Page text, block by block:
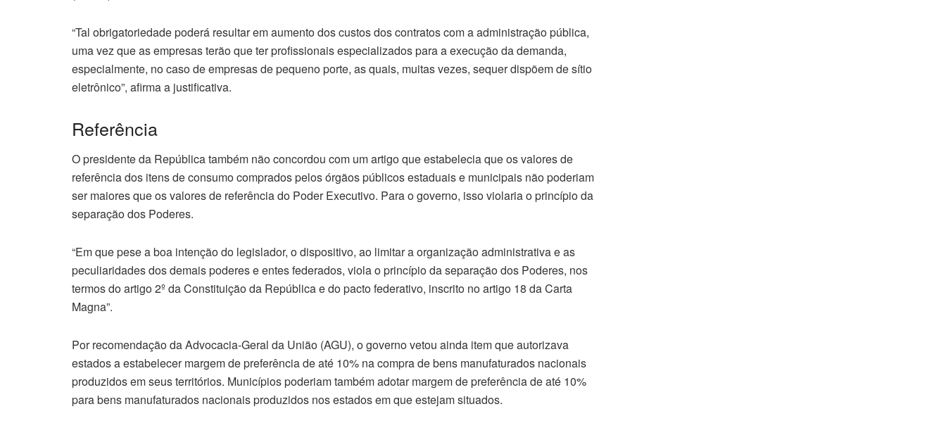
“Tal obrigatoriedade poderá resultar em aumento dos custos dos contratos com a administração pública,
uma vez que as empresas terão que ter profissionais especializados para a execução da demanda,
especialmente, no caso de empresas de pequeno porte, as quais, muitas vezes, sequer dispõem de sítio
eletrônico”, afirma a justificativa.
Referência
O presidente da República também não concordou com um artigo que estabelecia que os valores de
referência dos itens de consumo comprados pelos órgãos públicos estaduais e municipais não poderiam
ser maiores que os valores de referência do Poder Executivo. Para o governo, isso violaria o princípio da
separação dos Poderes.
“Em que pese a boa intenção do legislador, o dispositivo, ao limitar a organização administrativa e as
peculiaridades dos demais poderes e entes federados, viola o princípio da separação dos Poderes, nos
termos do artigo 2º da Constituição da República e do pacto federativo, inscrito no artigo 18 da Carta
Magna”.
Por recomendação da Advocacia-Geral da União (AGU), o governo vetou ainda item que autorizava
estados a estabelecer margem de preferência de até 10% na compra de bens manufaturados nacionais
produzidos em seus territórios. Municípios poderiam também adotar margem de preferência de até 10%
para bens manufaturados nacionais produzidos nos estados em que estejam situados.